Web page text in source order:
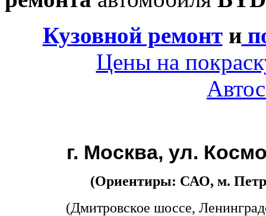
Кузовной ремонти
Цены на
г. Москва, ул.
(Ориентиры: САО, м.
(Дмитровское шоссе,